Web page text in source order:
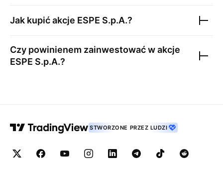
Jak kupić akcje ESPE S.p.A.?
Czy powinienem zainwestować w akcje
ESPE S.p.A.?
STWORZONE PRZEZ LUDZI